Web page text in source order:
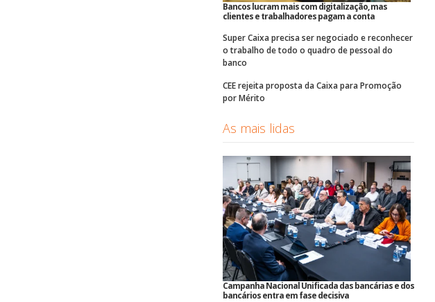
Bancos lucram mais com digitalização, mas
clientes e trabalhadores pagam a conta
Super Caixa precisa ser negociado e reconhecer
o trabalho de todo o quadro de pessoal do
banco
CEE rejeita proposta da Caixa para Promoção
por Mérito
As mais lidas
Campanha Nacional Unificada das bancárias e dos
bancários entra em fase decisiva